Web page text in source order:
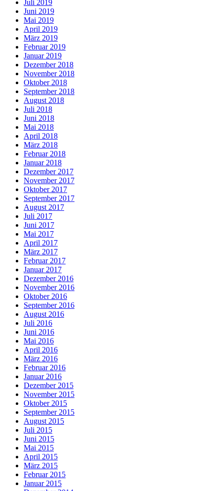
Juli 2019
Juni 2019
Mai 2019
April 2019
März 2019
Februar 2019
Januar 2019
Dezember 2018
November 2018
Oktober 2018
September 2018
August 2018
Juli 2018
Juni 2018
Mai 2018
April 2018
März 2018
Februar 2018
Januar 2018
Dezember 2017
November 2017
Oktober 2017
September 2017
August 2017
Juli 2017
Juni 2017
Mai 2017
April 2017
März 2017
Februar 2017
Januar 2017
Dezember 2016
November 2016
Oktober 2016
September 2016
August 2016
Juli 2016
Juni 2016
Mai 2016
April 2016
März 2016
Februar 2016
Januar 2016
Dezember 2015
November 2015
Oktober 2015
September 2015
August 2015
Juli 2015
Juni 2015
Mai 2015
April 2015
März 2015
Februar 2015
Januar 2015